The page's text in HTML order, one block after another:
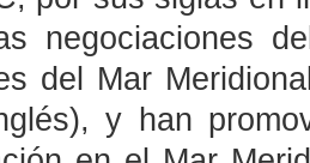
negociaciones
del Mar
y han